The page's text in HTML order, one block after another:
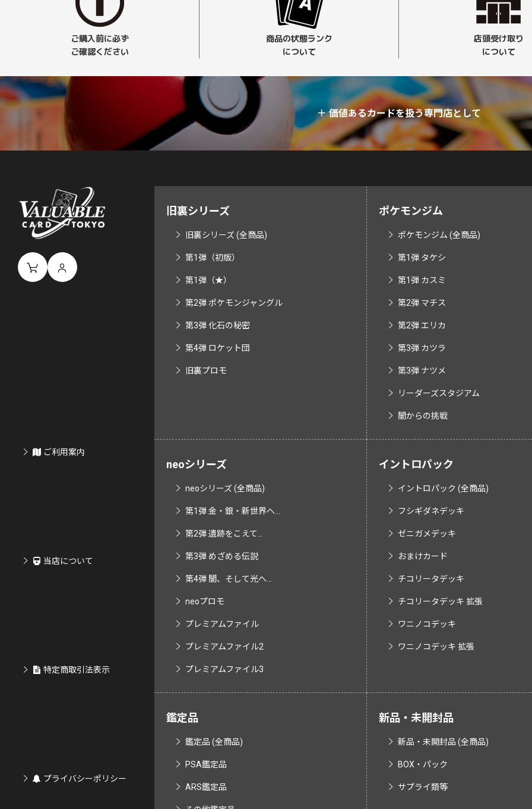
ご購入前に必ず
ご確認ください
商品の状態ランク
について
店頭受け取り
について
＋価値あるカードを扱う専門店として
ご利用案内
当店について
特定商取引法表示
プライバシーポリシー
旧裏シリーズ
旧裏シリーズ (全商品)
第1弾（初版）
第1弾（★）
第2弾 ポケモンジャングル
第3弾 化石の秘密
第4弾 ロケット団
旧裏プロモ
ポケモンジム
ポケモンジム (全商品)
第1弾 タケシ
第1弾 カスミ
第2弾 マチス
第2弾 エリカ
第3弾 カツラ
第3弾 ナツメ
リーダーズスタジアム
闇からの挑戦
neoシリーズ
neoシリーズ (全商品)
第1弾 金・銀・新世界へ...
第2弾 遺跡をこえて...
第3弾 めざめる伝説
第4弾 闇、そして光へ...
neoプロモ
プレミアムファイル
プレミアムファイル2
プレミアムファイル3
イントロパック
イントロパック (全商品)
フシギダネデッキ
ゼニガメデッキ
おまけカード
チコリータデッキ
チコリータデッキ 拡張
ワニノコデッキ
ワニノコデッキ 拡張
鑑定品
鑑定品 (全商品)
PSA鑑定品
ARS鑑定品
新品・未開封品
新品・未開封品 (全商品)
BOX・パック
サプライ類等